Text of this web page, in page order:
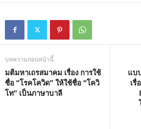
บทความก่อนหน้านี้
มติมหาเถรสมาคม เรื่อง การใช้
ชื่อ “โรคโควิด” ให้ใช้ชื่อ “โควิ
โท” เป็นภาษาบาลี
แบ
เรื่